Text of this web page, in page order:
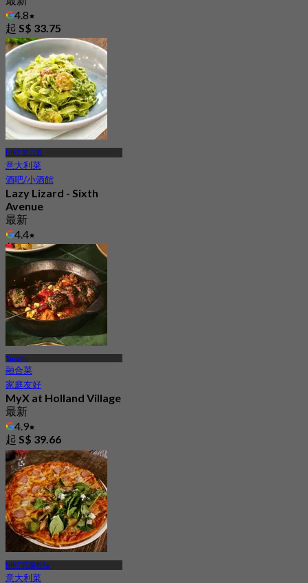
4.8
起 S$ 33.75
MRT 第六道
意大利菜
酒吧/小酒館
Lazy Lizard - Sixth
Avenue
最新
4.4
起S$ 33.75
Tanglin
融合菜
家庭友好
MyX at Holland Village
最新
4.9
起 S$ 39.66
MRT 荷蘭村站
意大利菜